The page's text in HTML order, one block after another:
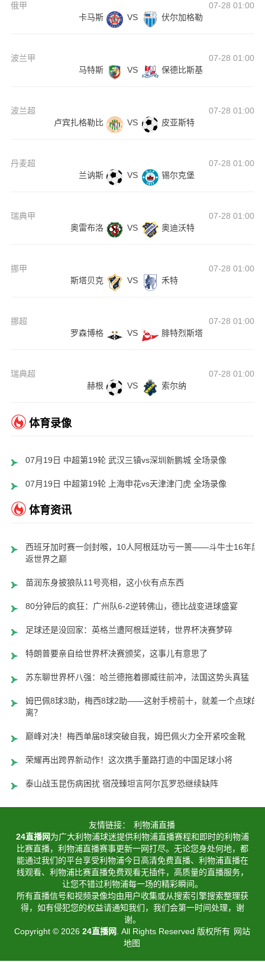
俄甲
07-28 01:00
卡马斯
VS 伏尔加格勒
波兰甲
07-28 01:00
马特斯
VS 保德比斯基
波兰超
07-28 01:00
卢宾扎格勒比
VS 皮亚斯特
丹麦超
07-28 01:00
兰讷斯
VS 锡尔克堡
瑞典甲
07-28 01:00
奥雷布洛
VS 奥迪沃特
挪甲
07-28 01:00
斯塔贝克
VS 禾特
挪超
07-28 01:00
罗森博格
VS 腓特烈斯塔
瑞典超
07-28 01:00
赫根
VS 索尔纳
体育录像
07月19日 中超第19轮 武汉三镇vs深圳新鹏城 全场录像
07月19日 中超第19轮 上海申花vs天津津门虎 全场录像
体育资讯
西班牙加时赛一剑封喉，10人阿根廷功亏一篑——斗牛士16年后
返世界之巅
苗润东身披狼队11号亮相，这小伙有点东西
80分钟后的疯狂：广州队6-2逆转佛山，德比战变进球盛宴
足球还是没回家：英格兰遭阿根廷逆转，世界杯决赛梦碎
特朗普要亲自给世界杯决赛颁奖，这事儿有意思了
苏东聊世界杯八强：哈兰德拖着挪威往前冲，法国这势头真猛
姆巴佩8球3助，梅西8球2助——这射手榜前十，就差一个点球的
离？
巅峰对决！梅西单届8球突破自我，姆巴佩火力全开紧咬金靴
荣耀再出跨界新动作！这次携手董路打造的中国足球小将
泰山战玉昆伤病困扰 宿茂臻坦言阿尔瓦罗恐继续缺阵
友情链接：
利物浦直播
24直播网为广大利物浦球迷提供利物浦直播赛程和即时的利物浦
比赛直播，利物浦直播赛事更新一网打尽。无论您身处何地，都
能通过我们的平台享受利物浦今日高清免费直播、利物浦直播在
线观看、利物浦比赛直播免费观看无插件，高质量的直播服务，
让您不错过利物浦每一场的精彩瞬间。
所有直播信号和视频录像均由用户收集或从搜索引擎搜索整理获
得，如有侵犯您的权益请通知我们，我们会第一时间处理，谢
谢。
Copyright © 202624直播网 . All Rights Reserved 版权所有 网站
地图